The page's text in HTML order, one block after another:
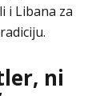
i Libana za
ni